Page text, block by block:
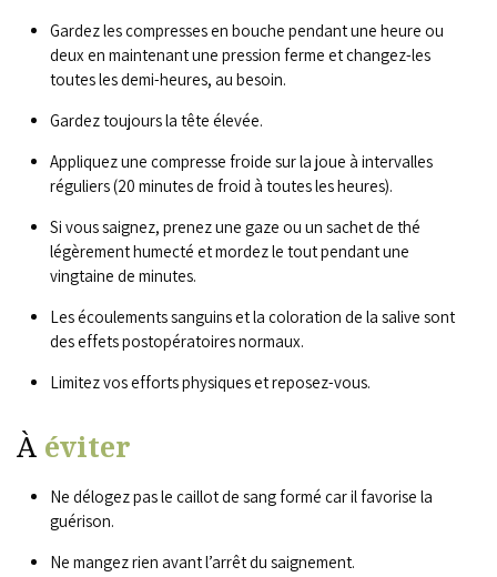
Gardez les compresses en bouche pendant une heure ou
deux en maintenant une pression ferme et changez-les
toutes les demi-heures, au besoin.
Gardez toujours la tête élevée.
Appliquez une compresse froide sur la joue à intervalles
réguliers (20 minutes de froid à toutes les heures).
Si vous saignez, prenez une gaze ou un sachet de thé
légèrement humecté et mordez le tout pendant une
vingtaine de minutes.
Les écoulements sanguins et la coloration de la salive sont
des effets postopératoires normaux.
Limitez vos efforts physiques et reposez-vous.
À éviter
Ne délogez pas le caillot de sang formé car il favorise la
guérison.
Ne mangez rien avant l’arrêt du saignement.